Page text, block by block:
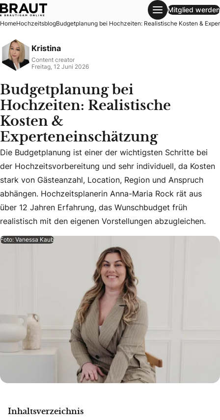
Budgetplanung bei Hochzeiten: Realistische Kosten &
Mitglied werden
HomeHochzeitsblogBudgetplanung bei Hochzeiten: Realistische Kosten &
Kristina
Content creator
Freitag, 12 Juni 2026
Budgetplanung bei
Hochzeiten: Realistische
Kosten &
Experteneinschätzung
Die Budgetplanung ist einer der wichtigsten Schritte bei
Die Budgetplanung ist einer der wichtigsten Schritte bei
der Hochzeitsvorbereitung und sehr individuell, da Kosten
stark von Gästeanzahl, Location, Region und Anspruch
abhängen. Hochzeitsplanerin Anna-Maria Rock rät aus
über 12 Jahren Erfahrung, das Wunschbudget früh
realistisch mit den eigenen Vorstellungen abzugleichen.
Foto: Vanessa Kaub
Inhaltsverzeichnis